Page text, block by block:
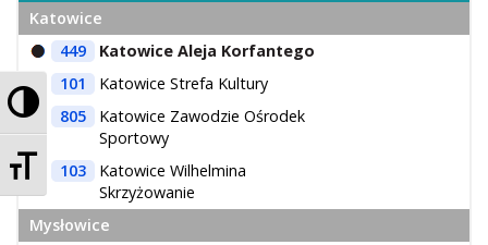
Przełącz wysoki kontrast
Zmień rozmiar czcionek
Katowice
449
Katowice Aleja Korfantego
101
Katowice Strefa Kultury
805
Katowice Zawodzie Ośrodek
Sportowy
103
Katowice Wilhelmina
Skrzyżowanie
Mysłowice